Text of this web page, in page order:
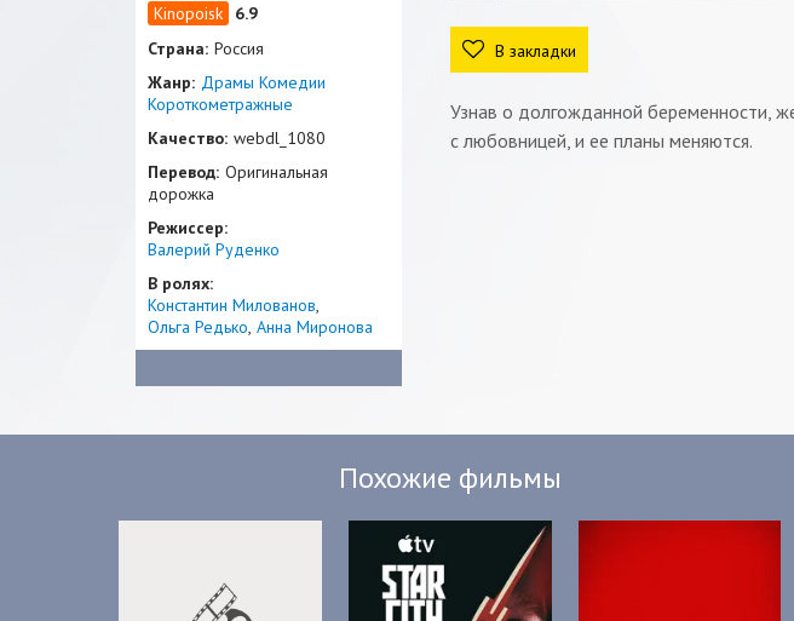
В закладки
Узнав о долгожданной беременности,
с любовницей, и ее планы меняются.
6.9
Страна: Россия
Жанр: Драмы Комедии
Короткометражные
Качество: webdl_1080
Перевод: Оригинальная
дорожка
Режиссер:
Валерий Руденко
В ролях:
Константин Милованов
Ольга Редько Анна Миронова
Похожие фильмы